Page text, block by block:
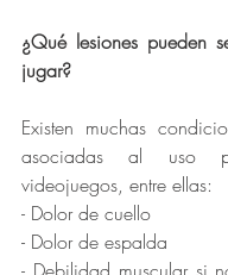
¿Qué lesiones pueden
jugar?
Existen muchas
asociadas al uso
videojuegos, entre ellas:
- Dolor de cuello
- Dolor de espalda